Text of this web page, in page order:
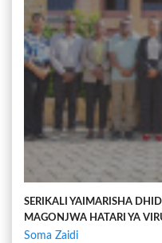
SERIKALI YAIMARISHA
MAGONJWA HATARI YA
Soma Zaidi